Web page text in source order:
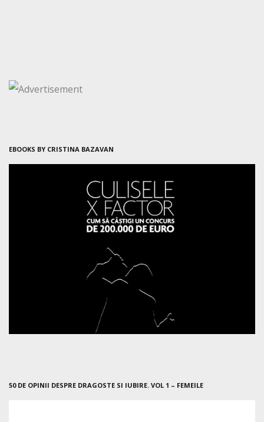
EBOOKS BY CRISTINA BAZAVAN
50 DE OPINII DESPRE DRAGOSTE SI IUBIRE. VOL 1 – FEMEILE